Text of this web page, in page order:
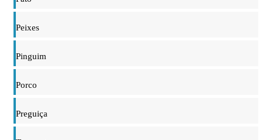
Peixes
Pinguim
Porco
Preguiça